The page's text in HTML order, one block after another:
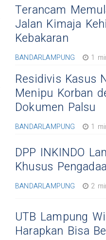
Terancam
Jalan Kimaja
Kebakaran
BANDARLAMPUNG 1
Residivis Kasus
Menipu Korban
Dokumen Palsu
BANDARLAMPUNG 1
DPP INKINDO
Khusus
BANDARLAMPUNG 2
UTB Lampung
Harapkan Bisa